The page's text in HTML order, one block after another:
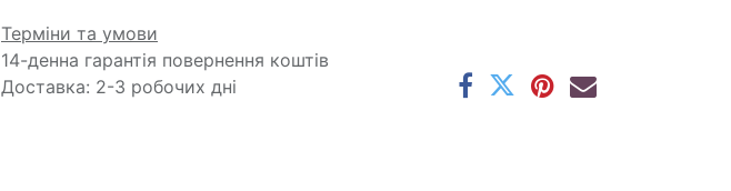
Терміни та умови
14-денна гарантія повернення коштів
Доставка: 2-3 робочих дні